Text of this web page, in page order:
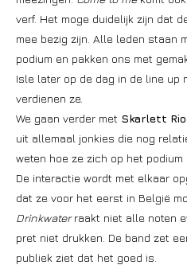
verf. Het moge duidelijk zijn dat
mee bezig zijn. Alle leden staan
podium en pakken ons met
Isle later op de dag in de line up
verdienen ze.
We gaan verder met Skarlett
uit allemaal jonkies die nog
weten hoe ze zich op het podium
De interactie wordt met elkaar
dat ze voor het eerst in België
Drinkwaterraakt niet alle noten
pret niet drukken. De band zet
publiek ziet dat het goed is.